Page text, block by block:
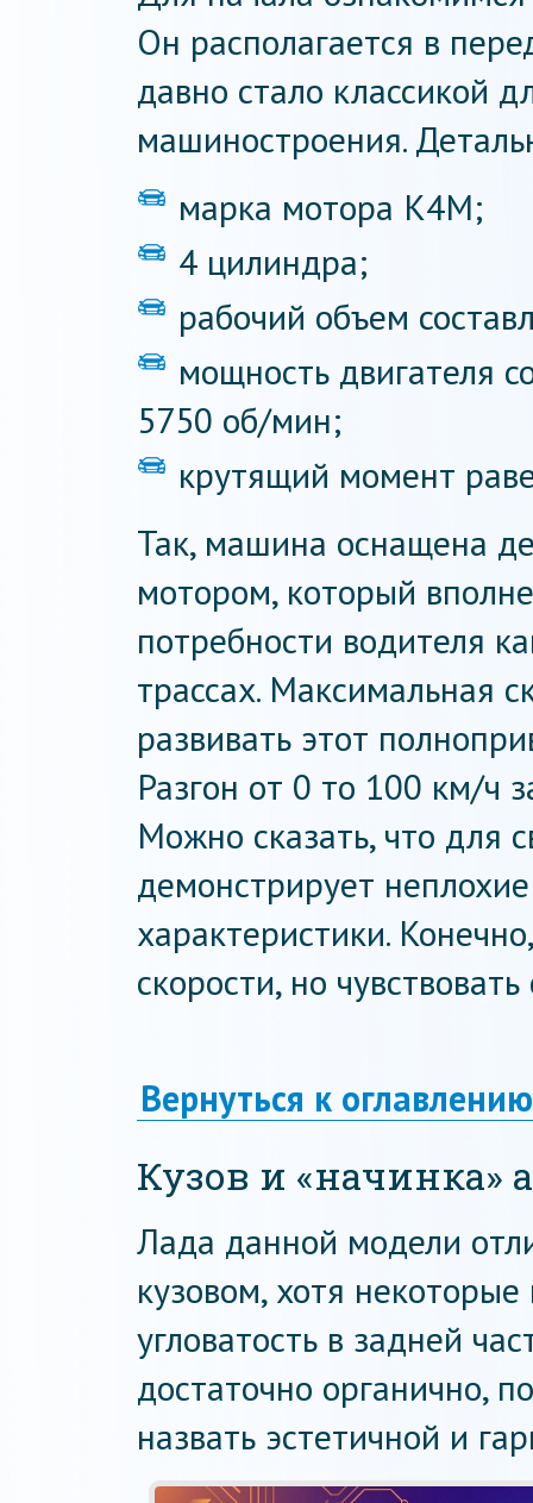
Он располагается в
давно стало классикой
машиностроения.
марка мотора К4М;
4 цилиндра;
рабочий объем
мощность двигателя
5750 об/мин;
крутящий момент
Так, машина оснащена
мотором, который
потребности водителя
трассах. Максимальная
развивать этот
Разгон от 0 то 100 км/ч
Можно сказать, что для
демонстрирует
характеристики.
скорости, но
Вернуться к оглавлению
Кузов и «начинка»
Лада данной модели
кузовом, хотя
угловатость в задней
достаточно органично,
назвать эстетичной и